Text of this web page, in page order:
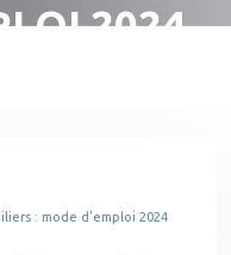
2024
: mode d’emploi 2024